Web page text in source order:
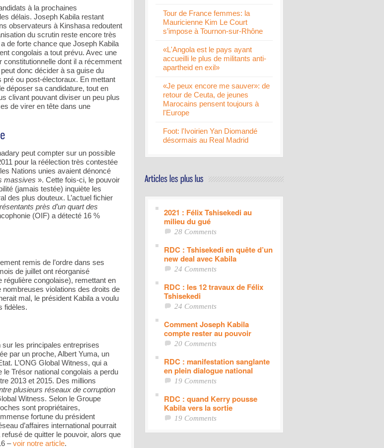
à la prochaines
délais. Joseph Kabila restant
observateurs à Kinshasa redoutent
du scrutin reste encore très
de forte chance que Joseph Kabila
congolais a tout prévu. Avec une
dont il a récemment
donc décider à sa guise du
ou post-électoraux. En mettant
déposer sa candidature, tout en
clivant pouvant diviser un peu plus
de virer en tête dans une
peut compter sur un possible
pour la réélection très contestée
Nations unies avaient dénoncé
massives ». Cette fois-ci, le pouvoir
(jamais testée) inquiète les
des plus douteux. L’actuel fichier
près d’un quart des
(OIF) a détecté 16 %
remis de l’ordre dans ses
de juillet ont réorganisé
congolaise), remettant en
violations des droits de
mal, le président Kabila a voulu
fidèles.
les principales entreprises
par un proche, Albert Yuma, un
L’ONG Global Witness, qui a
Trésor national congolais a perdu
2013 et 2015. Des millions
plusieurs réseaux de corruption
Witness. Selon le Groupe
sont propriétaires,
fortune du président
d’affaires international pourrait
de quitter le pouvoir, alors que
–voir notre article.
Tour de France femmes: la
Mauricienne Kim Le Court
s’impose à Tournon-sur-Rhône
«L'Angola est le pays ayant
accueilli le plus de militants anti-
apartheid en exil»
«Je peux encore me sauver»: de
retour de Ceuta, de jeunes
Marocains pensent toujours à
l'Europe
Foot: l'Ivoirien Yan Diomandé
désormais au Real Madrid
2021 : Félix Tshisekedi au
milieu du gué
28 Comments
RDC : Tshisekedi en quête d’un
new deal avec Kabila
24 Comments
RDC : les 12 travaux de Félix
Tshisekedi
24 Comments
Comment Joseph Kabila
compte rester au pouvoir
20 Comments
RDC : manifestation sanglante
en plein dialogue national
19 Comments
RDC : quand Kerry pousse
Kabila vers la sortie
19 Comments